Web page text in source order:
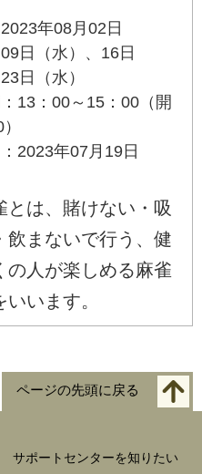
年08月02日
09日（水）、16日
日（水）
13：00～15：00（開
2023年07月19日
とは、賭けない・吸
飲まないで行う、健
の人が楽しめる麻雀
います。
ページの先頭に戻る
サポートセンターを知りたい